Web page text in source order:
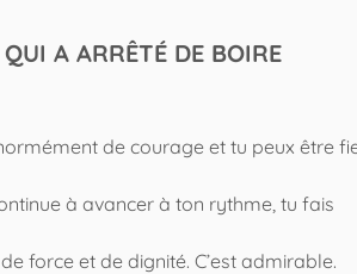
A ARRÊTÉ DE BOIRE
de courage et tu peux être
à avancer à ton rythme, tu fais
force et de dignité. C’est admirable.